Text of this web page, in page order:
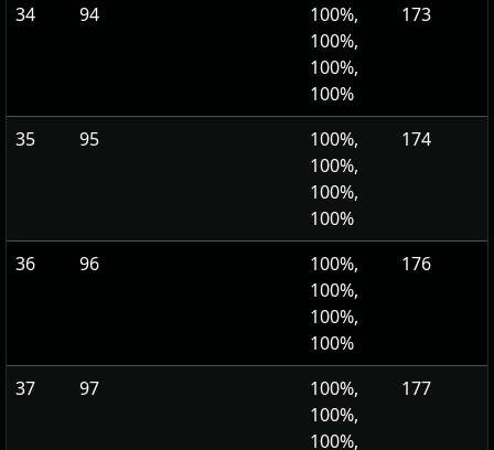
34 94
100%,
100%,
100%,
100%
173
35 95
100%,
100%,
100%,
100%
174
36 96
100%,
100%,
100%,
100%
176
37 97
100%,
100%,
100%,
177